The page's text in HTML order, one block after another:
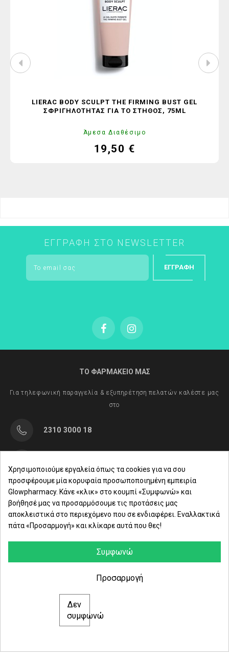
LIERAC BODY SCULPT THE FIRMING BUST GEL
ΣΦΡΙΓΗΛΌΤΗΤΑΣ ΓΙΑ ΤΟ ΣΤΉΘΟΣ, 75ML
Άμεσα Διαθέσιμο
Τιμή
19,50 €
ΕΓΓΡΑΦΉ ΣΤΟ NEWSLETTER
ΕΓΓΡΑΦΉ
ΤΟ ΦΑΡΜΑΚΕΙΟ ΜΑΣ
Για τηλεφωνική παραγγελία & εξυπηρέτηση πελατών καλέστε μας
στο
2310 3000 18
Δευ. - Παρ.: 8:00 - 21:00
Σάββατο: 09:00-15:00
ΕΤΑΙΡΕΙΑ
© 2021 glowpharmacy.gr
Χρησιμοποιούμε εργαλεία όπως τα cookies για να σου
προσφέρουμε μία κορυφαία προσωποποιημένη εμπειρία
Glowpharmacy. Κάνε «κλικ» στο κουμπί «Συμφωνώ» και
βοήθησέ μας να προσαρμόσουμε τις προτάσεις μας
αποκλειστικά στο περιεχόμενο που σε ενδιαφέρει. Εναλλακτικά
πάτα «Προσαρμογή» και κλίκαρε αυτά που θες!
Συμφωνώ
Δεν
συμφωνώ
Προσαρμογή